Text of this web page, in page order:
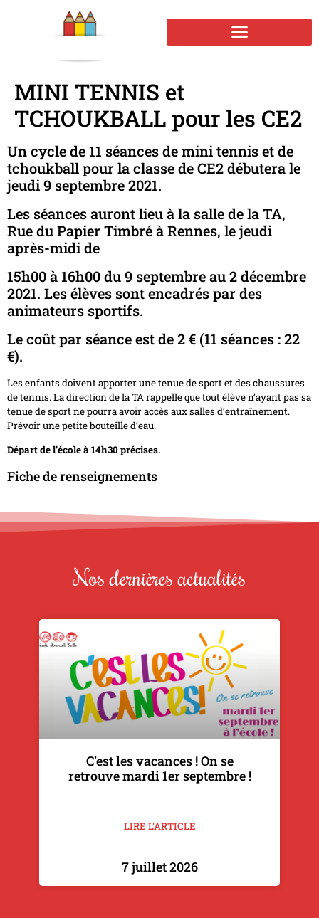
MINI TENNIS et
TCHOUKBALL pour les CE2
Un cycle de 11 séances de mini tennis et de
tchoukball pour la classe de CE2 débutera le
jeudi 9 septembre 2021.
Les séances auront lieu à la salle de la TA,
Rue du Papier Timbré à Rennes, le jeudi
après-midi de
15h00 à 16h00 du 9 septembre au 2 décembre
2021. Les élèves sont encadrés par des
animateurs sportifs.
Le coût par séance est de 2 € (11 séances : 22
€).
Les enfants doivent apporter une tenue de sport et des chaussures
de tennis. La direction de la TA rappelle que tout élève n’ayant pas sa
tenue de sport ne pourra avoir accès aux salles d’entraînement.
Prévoir une petite bouteille d’eau.
Départ de l’école à 14h30 précises.
Fiche de renseignements
Nos dernières actualités
C’est les vacances ! On se
retrouve mardi 1er septembre !
LIRE L'ARTICLE
7 juillet 2026